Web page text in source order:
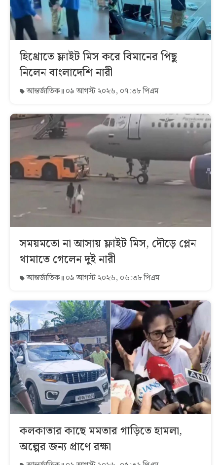
হিথ্রোতে ফ্লাইট মিস করে বিমানের পিছু
নিলেন বাংলাদেশি নারী
আন্তর্জাতিক ০৯ আগস্ট ২০২৬, ০৭:৩৮ পিএম
সময়মতো না আসায় ফ্লাইট মিস, দৌড়ে প্লেন
থামাতে গেলেন দুই নারী
আন্তর্জাতিক ০৯ আগস্ট ২০২৬, ০৬:৩৮ পিএম
কলকাতার কাছে মমতার গাড়িতে হামলা,
অল্পের জন্য প্রাণে রক্ষা